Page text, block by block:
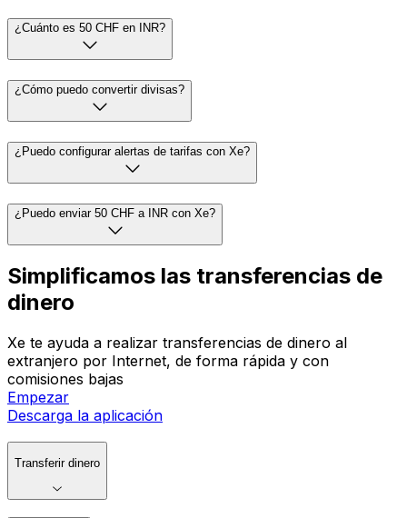
¿Cuánto es 50 CHF en INR?
¿Cómo puedo convertir divisas?
¿Puedo configurar alertas de tarifas con Xe?
¿Puedo enviar 50 CHF a INR con Xe?
Simplificamos las transferencias de
dinero
Xe te ayuda a realizar transferencias de dinero al
extranjero por Internet, de forma rápida y con
comisiones bajas
Empezar
Descarga la aplicación
Transferir dinero